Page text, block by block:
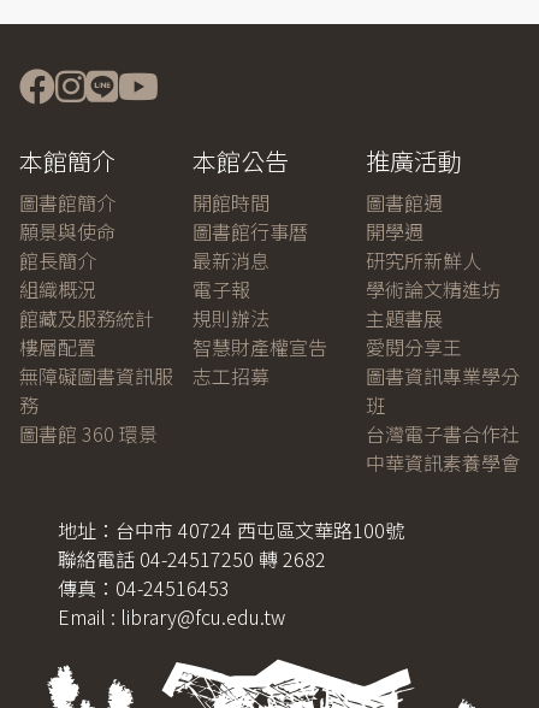
本館簡介
圖書館簡介
願景與使命
館長簡介
組織概況
館藏及服務統計
樓層配置
無障礙圖書資訊服
務
圖書館 360 環景
本館公告
開館時間
圖書館行事曆
最新消息
電子報
規則辦法
智慧財產權宣告
志工招募
推廣活動
圖書館週
開學週
研究所新鮮人
學術論文精進坊
主題書展
愛閱分享王
圖書資訊專業學分
班
台灣電子書合作社
中華資訊素養學會
地址：台中市 40724 西屯區文華路100號
聯絡電話 04-24517250 轉 2682
傳真：04-24516453
Email : library@fcu.edu.tw